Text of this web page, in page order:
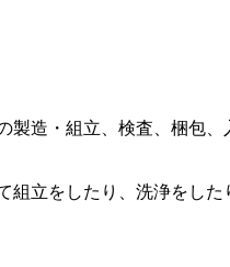
製造・組立、検査、梱包
立をしたり、洗浄をした